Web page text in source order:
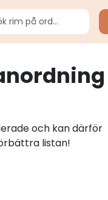
och kan därför
listan!